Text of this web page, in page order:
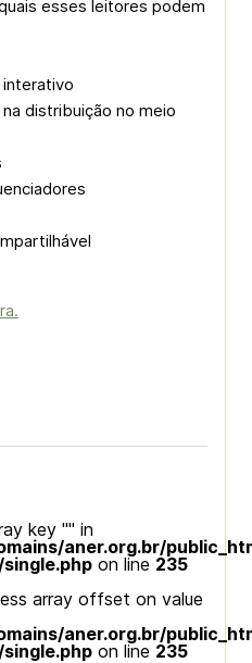
esses leitores podem
distribuição no meio
key "" in
aner.org.br/
on line 235
array offset on value
aner.org.br/
on line 235